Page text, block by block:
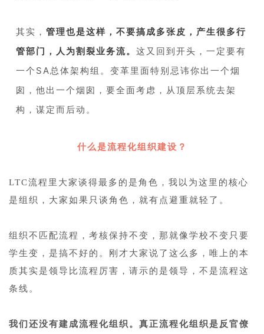
其实， 管理也是这样，不要搞成多张皮，产生很多行
管部门，人为割裂业务流。 这又回到开头，一定要有
一个SA总体架构组。变革里面特别忌讳你出一个烟
囱，他出一个烟囱，要全面考虑，从顶层系统去架
构，谋定而后动。
什么是流程化组织建设？
LTC流程里大家谈得最多的是角色，我以为这里的核心
是组织，大家如果只谈角色，就有点避重就轻了。
组织不匹配流程，考核保持不变，那就像学校不变只要
学生变，是搞不好的。刚才大家说了这么多，唯上的本
质其实是领导比流程厉害，请示的是领导，不是流程这
条线。
我们还没有建成流程化组织。真正流程化组织是反官僚